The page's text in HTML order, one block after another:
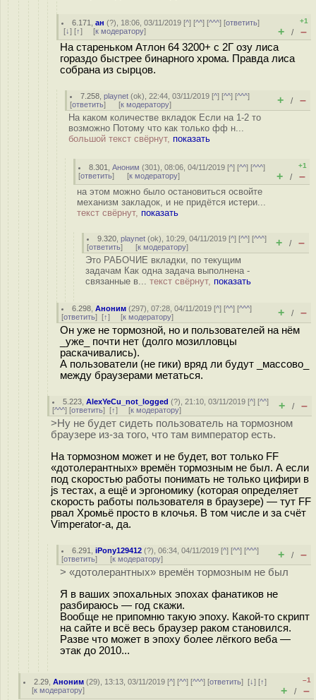
6.171 ,ан (?), 18:06, 03/11/2019 [^] [^^] [^^^] [ответить]
[↓] [↑] [к модератору]
+1
+ / –
На стареньком Атлон 64 3200+ с 2Г озу лиса
гораздо быстрее бинарного хрома. Правда лиса
собрана из сырцов.
7.258 ,playnet (ok), 22:44, 03/11/2019 [^] [^^] [^^^]
[ответить] [к модератору] + / –
На каком количестве вкладок Если на 1-2 то
возможно Потому что как только фф н...
большой текст свёрнут, показать
8.301 ,Аноним (301), 08:06, 04/11/2019 [^] [^^] [^^^]
[ответить] [к модератору]
+1
+ / –
на этом можно было остановиться освойте
механизм закладок, и не придётся истери...
текст свёрнут, показать
9.320 ,playnet (ok), 10:29, 04/11/2019 [^] [^^] [^^^]
[ответить] [к модератору] + / –
Это РАБОЧИЕ вкладки, по текущим
задачам Как одна задача выполнена -
связанные в... текст свёрнут, показать
6.298 ,Аноним (297), 07:28, 04/11/2019 [^] [^^] [^^^]
[ответить] [↑] [к модератору] + / –
Он уже не тормозной, но и пользователей на нём
_уже_ почти нет (долго мозилловцы
раскачивались).
А пользователи (не гики) вряд ли будут _массово_
между браузерами метаться.
5.223 ,AlexYeCu_not_logged (?), 21:10, 03/11/2019 [^] [^^]
[^^^] [ответить] [↑] [к модератору] + / –
>Ну не будет сидеть пользователь на тормозном
браузере из-за того, что там вимператор есть.
На тормозном может и не будет, вот только FF
«дотолерантных» времён тормозным не был. А если
под скоростью работы понимать не только цифири в
js тестах, а ещё и эргономику (которая определяет
скорость работы пользователя в браузере) — тут FF
рвал Хромьё просто в клочья. В том числе и за счёт
Vimperator-а, да.
6.291 ,iPony129412 (?), 06:34, 04/11/2019 [^] [^^] [^^^]
[ответить] [к модератору] + / –
> «дотолерантных» времён тормозным не был
Я в ваших эпохальных эпохах фанатиков не
разбираюсь — год скажи.
Вообще не припомню такую эпоху. Какой-то скрипт
на сайте и всё весь браузер раком становился.
Разве что может в эпоху более лёгкого веба —
этак до 2010...
2.29 ,Аноним (29), 13:13, 03/11/2019 [^] [^^] [^^^] [ответить][↓] [↑]
[к модератору]
–1
+ / –